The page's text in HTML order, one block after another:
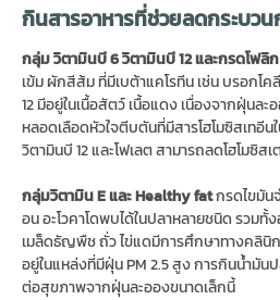
กินสารอาหารที่ช่วยลดกระบวน
กลุ่ม วิตามินบี 6วิตามินบี 12และกรดโฟลิก
เข้ม ผักสีส้ม ที่มีเบต้าแคโรทีน เช่น บรอกโ
12 มีอยู่ในเนื้อสัตว์ เนื้อแดง เนื่องจากฝุ่นล
หลอดเลือดหัวใจตีบตันที่มีสารโฮโมซิสเทอี
วิตามินบี 12 และโฟเลต สามารถลดโฮโมซิสเ
กลุ่มวิตามิน Eและ Healthy fatกรดไขมัน
อน อะโวคาโดพบได้ในปลาหลายชนิด รวมทั้
เมล็ดธัญพืช ถั่ว ไข่แดมีการศึกษาทางคลินิ
อยู่ในแหล่งที่มีฝุ่น PM 2.5 สูง การกินน้ำมั
ต่อสุขภาพจากฝุ่นละอองขนาดเล็กนี้